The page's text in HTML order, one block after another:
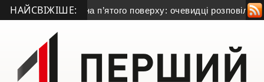
НАЙСВІЖІШЕ:
випав із вікна п’ятого поверху: очевидці розповіли, що